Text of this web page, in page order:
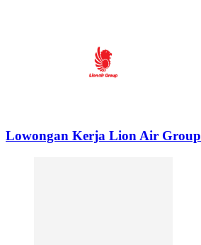
Lowongan Kerja Lion Air Group